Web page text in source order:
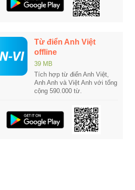
Từ điển Anh Việt
offline
39 MB
Tích hợp từ điển Anh Việt,
Anh Anh và Việt Anh với tổng
cộng 590.000 từ.